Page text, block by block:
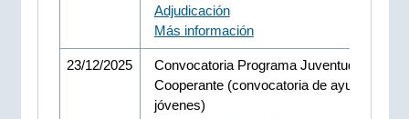
Adjudicación
Más información
23/12/2025
Convocatoria Programa Juventud Vasca
Cooperante (convocatoria de ayuda para
jóvenes)